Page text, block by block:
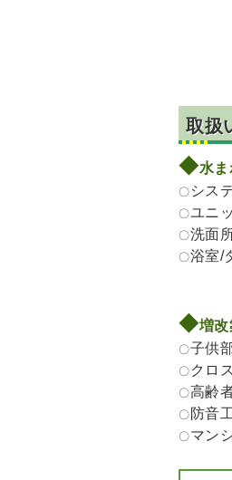
取扱
◆水ま
〇 シス
〇ユニ
〇洗面
〇浴室/
◆増改
〇子供
〇 クロ
〇高齢
〇 防音
〇マン